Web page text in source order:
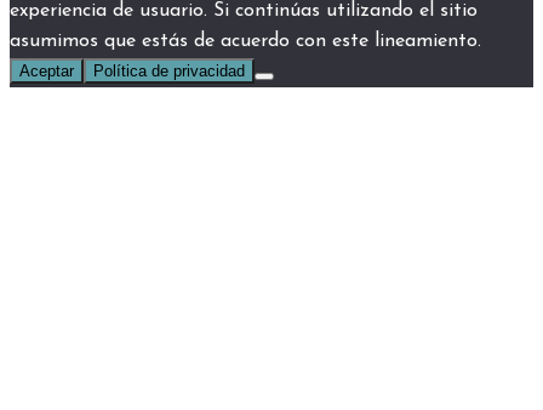
experiencia de usuario. Si continúas utilizando el sitio
asumimos que estás de acuerdo con este lineamiento.
Aceptar Política de privacidad